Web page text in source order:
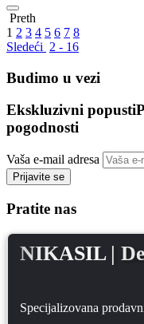
Preth
1 2 3 4 5 6 7 8
Sledeći 2 - 16
Budimo u vezi
Ekskluzivni popusti
pogodnosti
Vaša e-mail adresa
Prijavite se
Pratite nas
NIKASIL |
Specijalizovana